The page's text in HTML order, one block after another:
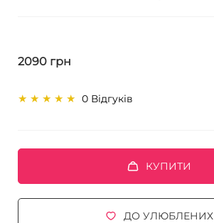
2090 грн
0 Відгуків
КУПИТИ
ДО УЛЮБЛЕНИХ